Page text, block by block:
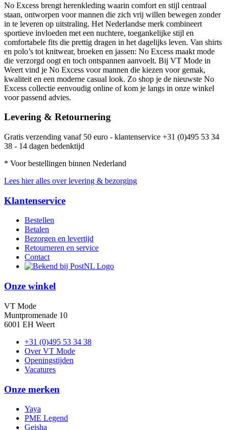
No Excess brengt herenkleding waarin comfort en stijl centraal
staan, ontworpen voor mannen die zich vrij willen bewegen zonder
in te leveren op uitstraling. Het Nederlandse merk combineert
sportieve invloeden met een nuchtere, toegankelijke stijl en
comfortabele fits die prettig dragen in het dagelijks leven. Van shirts
en polo’s tot knitwear, broeken en jassen: No Excess maakt mode
die verzorgd oogt en toch ontspannen aanvoelt. Bij VT Mode in
Weert vind je No Excess voor mannen die kiezen voor gemak,
kwaliteit en een moderne casual look. Zo shop je de nieuwste No
Excess collectie eenvoudig online of kom je langs in onze winkel
voor passend advies.
Levering & Retournering
Gratis verzending vanaf 50 euro - klantenservice +31 (0)495 53 34
38 - 14 dagen bedenktijd
* Voor bestellingen binnen Nederland
Lees hier alles over levering & bezorging
Klantenservice
Bestellen
Betalen
Bezorgen en levertijd
Retourneren en service
Contact
Onze winkel
VT Mode
Muntpromenade 10
6001 EH Weert
+31 (0)495 53 34 38
Over VT Mode
Openingstijden
Vacatures
Onze merken
Yaya
PME Legend
Geisha